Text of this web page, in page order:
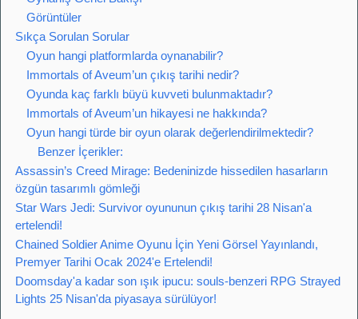
Görüntüler
Sıkça Sorulan Sorular
Oyun hangi platformlarda oynanabilir?
Immortals of Aveum’un çıkış tarihi nedir?
Oyunda kaç farklı büyü kuvveti bulunmaktadır?
Immortals of Aveum’un hikayesi ne hakkında?
Oyun hangi türde bir oyun olarak değerlendirilmektedir?
Benzer İçerikler:
Assassin’s Creed Mirage: Bedeninizde hissedilen hasarların
özgün tasarımlı gömleği
Star Wars Jedi: Survivor oyununun çıkış tarihi 28 Nisan'a
ertelendi!
Chained Soldier Anime Oyunu İçin Yeni Görsel Yayınlandı,
Premyer Tarihi Ocak 2024'e Ertelendi!
Doomsday'a kadar son ışık ipucu: souls-benzeri RPG Strayed
Lights 25 Nisan'da piyasaya sürülüyor!